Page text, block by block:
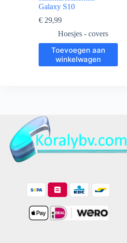
Galaxy S10
€ 29,99
Hoesjes - covers
Toevoegen aan
winkelwagen